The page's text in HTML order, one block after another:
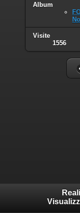
Album
Visite
1556